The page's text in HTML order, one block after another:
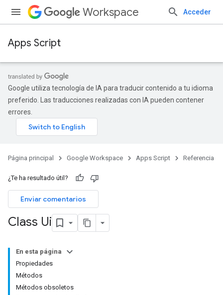
Workspace Acceder
Apps Script
Google utiliza tecnología de IA para traducir contenido a tu idioma
preferido. Las traducciones realizadas con IA pueden contener
errores.
Página principal Google Workspace Apps Script Referencia
¿Te ha resultado útil?
Enviar comentarios
Class Ui
En esta página
Propiedades
Métodos
Métodos obsoletos